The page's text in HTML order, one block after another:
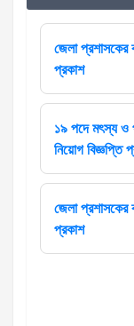
জেলা প্রশাসকের
প্রকাশ
১৯ পদে মৎস্য
নিয়োগ বিজ্ঞপ্তি
জেলা প্রশাসকের
প্রকাশ